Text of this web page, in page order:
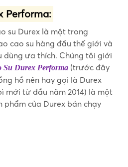
Performa:
su Durex là một trong
cao su hàng đầu thế giới và
ưa thích. Chúng tôi giới
Su Durex Performa (trước đây
hồ nên hay gọi là Durex
mới từ đầu năm 2014) là một
của Durex bán chạy